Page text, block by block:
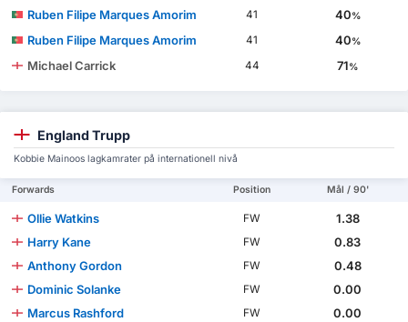
Ruben Filipe Marques Amorim 41 40%
Ruben Filipe Marques Amorim 41 40%
Michael Carrick 44 71%
England Trupp
Kobbie Mainoos lagkamrater på internationell nivå
Forwards Position Mål / 90'
Ollie Watkins FW
1.38
Harry Kane
FW
0.83
Anthony Gordon
FW
0.48
Dominic Solanke
FW
0.00
Marcus Rashford
FW
0.00